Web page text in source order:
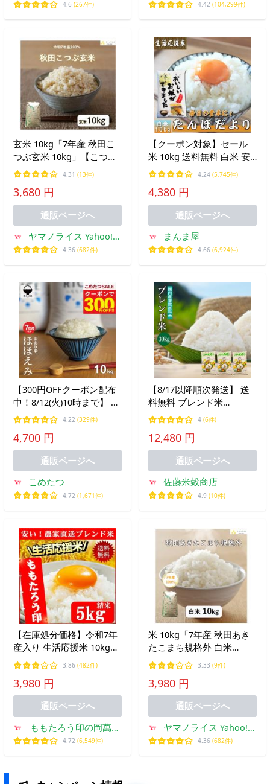
4.6 (267件)
店
4.42 (104,299件)
玄米 10kg「7年産 秋田こ
つぶ玄米 10kg」【こつ
ぶ】【秋田県産】【７年産
100%】【送料無料】
4.31 (13件)
3,680 円
通販ページへ
ヤマノライス Yahoo!シ
ョップ店
4.36 (682件)
【クーポン対象】セール
米 10kg 送料無料 白米 安
い 訳あり ブレンド米『国
内産たんぼだより白米
10kg』
4.24 (5,745件)
4,380 円
通販ページへ
まんま屋
4.66 (6,924件)
【300円OFFクーポン配布
中！8/12(火)10時まで】 米
お米 10kg ほほえみ 西日本
産 オリジナル米 令和7年
産米使用 5kg×2袋 訳あり
米 暮らし応援価格
4.22 (329件)
4,700 円
通販ページへ
こめたつ
4.72 (1,671件)
【8/17以降順次発送】 送
料無料 ブレンド米
30kg(10kg×3袋) 国内産複
数原料米 白米 爆買
4 (6件)
12,480 円
通販ページへ
佐藤米穀商店
4.9 (10件)
【在庫処分価格】令和7年
産入り 生活応援米 10kg
(5kg×2袋) 送料無料
3.86 (482件)
3,980 円
通販ページへ
ももたろう印の岡萬米
市場
4.72 (6,549件)
米 10kg「7年産 秋田あき
たこまち規格外 白米
10kg」【7年産100％】
【あきたこまち】【規格外
米】【訳あり】【精米】
【白米】【送料無料】
3.33 (9件)
3,980 円
通販ページへ
ヤマノライス Yahoo!シ
ョップ店
4.36 (682件)